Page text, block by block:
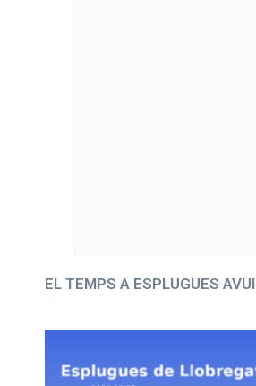
EL TEMPS A ESPLUGUES AVUI